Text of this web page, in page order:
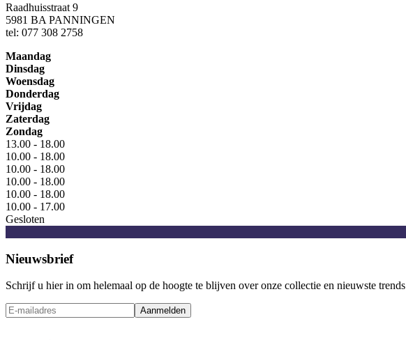
Raadhuisstraat 9
5981 BA PANNINGEN
tel: 077 308 2758
Maandag
Dinsdag
Woensdag
Donderdag
Vrijdag
Zaterdag
Zondag
13.00 - 18.00
10.00 - 18.00
10.00 - 18.00
10.00 - 18.00
10.00 - 18.00
10.00 - 17.00
Gesloten
Nieuwsbrief
Schrijf u hier in om helemaal op de hoogte te blijven over onze collectie en nieuwste trends
Aanmelden